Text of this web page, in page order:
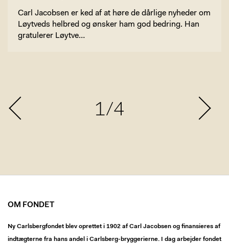
Carl Jacobsen er ked af at høre de dårlige nyheder om
Løytveds helbred og ønsker ham god bedring. Han
gratulerer Løytve…
1/4
OM FONDET
Ny Carlsbergfondet blev oprettet i 1902 af Carl Jacobsen og finansieres af
indtægterne fra hans andel i Carlsberg-bryggerierne. I dag arbejder fondet